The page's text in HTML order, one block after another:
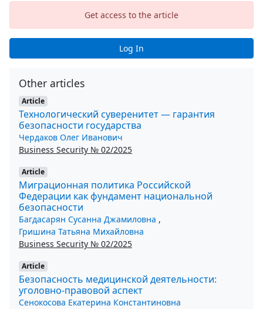
Get access to the article
Log In
Other articles
Article
Технологический суверенитет — гарантия
безопасности государства
Чердаков Олег Иванович
Business Security № 02/2025
Article
Миграционная политика Российской
Федерации как фундамент национальной
безопасности
Багдасарян Сусанна Джамиловна ,
Гришина Татьяна Михайловна
Business Security № 02/2025
Article
Безопасность медицинской деятельности:
уголовно-правовой аспект
Сенокосова Екатерина Константиновна